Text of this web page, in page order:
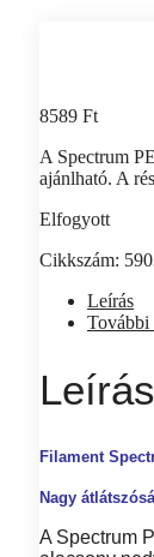
8589 Ft
A Spectrum
ajánlható. A
Elfogyott
Cikkszám:
Leírás
Leírás
Filament
Nagy
A Spectrum